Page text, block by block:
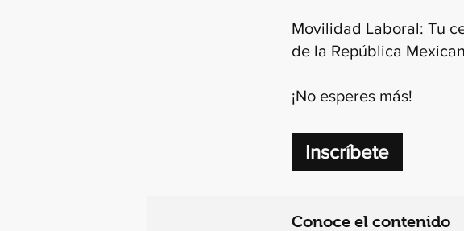
Movilidad Laboral: Tu
de la República
¡No esperes más!
Inscríbete
Conoce el contenido